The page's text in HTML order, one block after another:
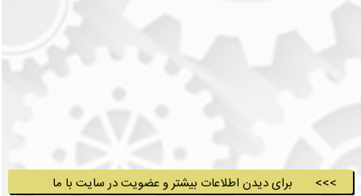
>>> برای دیدن اطلاعات بیشتر و عضویت در سایت با ما